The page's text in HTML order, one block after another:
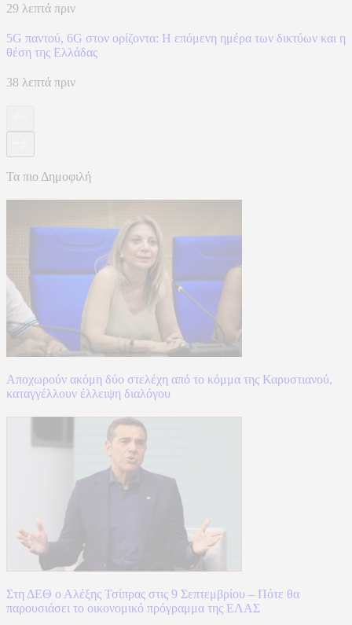
29 λεπτά πριν
5G παντού, 6G στον ορίζοντα: Η επόμενη ημέρα των δικτύων και η
θέση της Ελλάδας
38 λεπτά πριν
Τα πιο Δημοφιλή
Αποχωρούν ακόμη δύο στελέχη από το κόμμα της Καρυστιανού,
καταγγέλλουν έλλειψη διαλόγου
Στη ΔΕΘ ο Αλέξης Τσίπρας στις 9 Σεπτεμβρίου – Πότε θα
παρουσιάσει το οικονομικό πρόγραμμα της ΕΛΑΣ